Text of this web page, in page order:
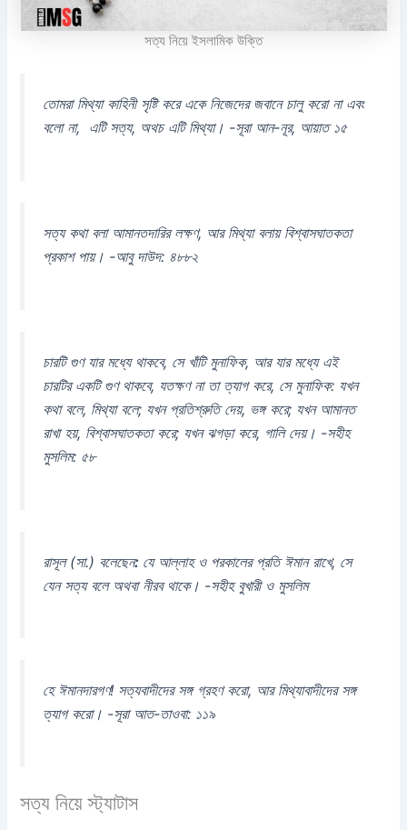
সত্য নিয়ে ইসলামিক উক্তি
তোমরা মিথ্যা কাহিনী সৃষ্টি করে একে নিজেদের জবানে চালু করো না এবং
বলো না, এটি সত্য, অথচ এটি মিথ্যা। -সূরা আন-নূর, আয়াত ১৫
সত্য কথা বলা আমানতদারির লক্ষণ, আর মিথ্যা বলায় বিশ্বাসঘাতকতা
প্রকাশ পায়। -আবু দাউদ: ৪৮৮২
চারটি গুণ যার মধ্যে থাকবে, সে খাঁটি মুনাফিক, আর যার মধ্যে এই
চারটির একটি গুণ থাকবে, যতক্ষণ না তা ত্যাগ করে, সে মুনাফিক: যখন
কথা বলে, মিথ্যা বলে; যখন প্রতিশ্রুতি দেয়, ভঙ্গ করে; যখন আমানত
রাখা হয়, বিশ্বাসঘাতকতা করে; যখন ঝগড়া করে, গালি দেয়। -সহীহ
মুসলিম: ৫৮
রাসূল (সা.) বলেছেন: যে আল্লাহ ও পরকালের প্রতি ঈমান রাখে, সে
যেন সত্য বলে অথবা নীরব থাকে। -সহীহ বুখারী ও মুসলিম
হে ঈমানদারগণ! সত্যবাদীদের সঙ্গ গ্রহণ করো, আর মিথ্যাবাদীদের সঙ্গ
ত্যাগ করো। -সূরা আত-তাওবা: ১১৯
সত্য নিয়ে স্ট্যাটাস